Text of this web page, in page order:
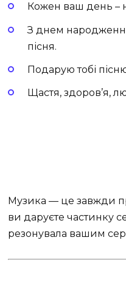
Кожен ваш день –
З днем
пісня.
Подарую тобі
Щастя, здоров’я,
Музика — це завжди
ви даруєте частинку
резонувала вашим